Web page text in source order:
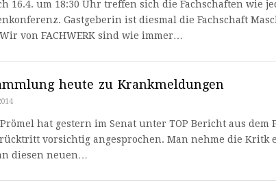
16.4. um 18:30 Uhr treffen sich die Fachschaften wie
Gastgeberin ist diesmal die Fachschaft
von FACHWERK sind wie immer…
heute zu Krankmeldungen
hat gestern im Senat unter TOP Bericht aus dem
vorsichtig angesprochen. Man nehme die Kritk
diesen neuen…